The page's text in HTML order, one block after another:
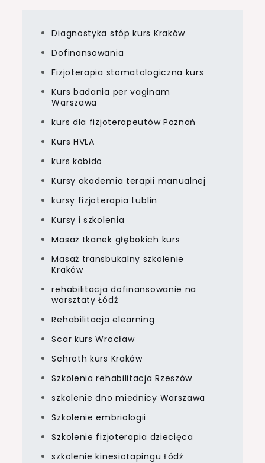
Diagnostyka stóp kurs Kraków
Dofinansowania
Fizjoterapia stomatologiczna kurs
Kurs badania per vaginam
Warszawa
kurs dla fizjoterapeutów Poznań
Kurs HVLA
kurs kobido
Kursy akademia terapii manualnej
kursy fizjoterapia Lublin
Kursy i szkolenia
Masaż tkanek głębokich kurs
Masaż transbukalny szkolenie
Kraków
rehabilitacja dofinansowanie na
warsztaty Łódź
Rehabilitacja elearning
Scar kurs Wrocław
Schroth kurs Kraków
Szkolenia rehabilitacja Rzeszów
szkolenie dno miednicy Warszawa
Szkolenie embriologii
Szkolenie fizjoterapia dziecięca
szkolenie kinesiotapingu Łódź